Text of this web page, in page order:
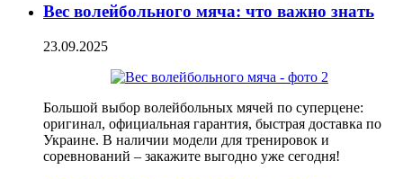
Вес волейбольного мяча: что важно знать
23.09.2025
Большой выбор волейбольных мячей по суперцене:
оригинал, официальная гарантия, быстрая доставка по
Украине. В наличии модели для тренировок и
соревнований – закажите выгодно уже сегодня!